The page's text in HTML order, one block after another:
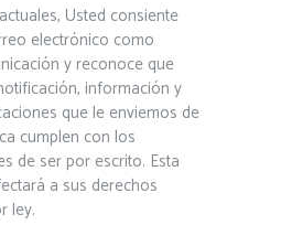
Usted consiente
electrónico como
y reconoce que
información y
que le enviemos de
cumplen con los
de ser por escrito. Esta
a sus derechos
ley.